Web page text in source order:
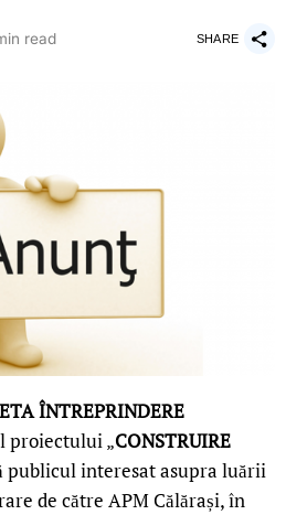
read SHARE
ÎNTREPRINDERE
proiectului „CONSTRUIRE
publicul interesat asupra luării
de către APM Călărași, în